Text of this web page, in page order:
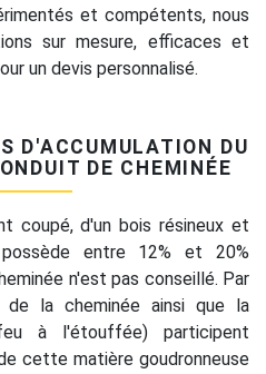
et compétents, nous
sur mesure, efficaces et
un devis personnalisé.
D'ACCUMULATION DU
DE CHEMINÉE
coupé, d'un bois résineux et
entre 12% et 20%
n'est pas conseillé. Par
de la cheminée ainsi que la
à l'étouffée) participent
cette matière goudronneuse